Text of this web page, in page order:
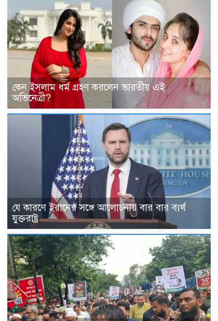
কেন ইসলাম ধর্ম গ্রহণ করলেন ভারতীয় এই
অভিনেত্রী?
যে কারণে ইরানের সঙ্গে আলোচনায় বার বার ব্যর্থ
যুক্তরাষ্ট্র